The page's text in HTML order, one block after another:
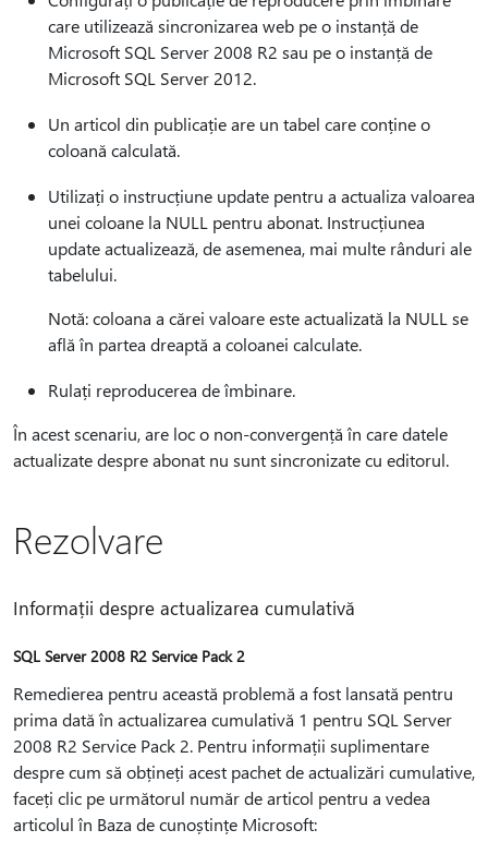
care utilizează sincronizarea web pe o instanță de
Microsoft SQL Server 2008 R2 sau pe o instanță de
Microsoft SQL Server 2012.
Un articol din publicație are un tabel care conține o
coloană calculată.
Utilizați o instrucțiune update pentru a actualiza valoarea
unei coloane la NULL pentru abonat. Instrucțiunea
update actualizează, de asemenea, mai multe rânduri ale
tabelului.
Notă: coloana a cărei valoare este actualizată la NULL se
află în partea dreaptă a coloanei calculate.
Rulați reproducerea de îmbinare.
În acest scenariu, are loc o non-convergență în care datele
actualizate despre abonat nu sunt sincronizate cu editorul.
Rezolvare
Informații despre actualizarea cumulativă
SQL Server 2008 R2 Service Pack 2
Remedierea pentru această problemă a fost lansată pentru
prima dată în actualizarea cumulativă 1 pentru SQL Server
2008 R2 Service Pack 2. Pentru informații suplimentare
despre cum să obțineți acest pachet de actualizări cumulative,
faceți clic pe următorul număr de articol pentru a vedea
articolul în Baza de cunoștințe Microsoft: